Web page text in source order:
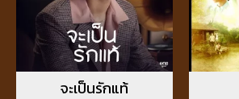
จะเป็นรักแท้